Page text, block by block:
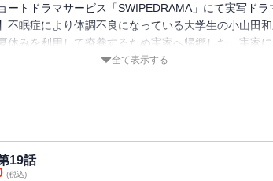
ョートドラマサービス「SWIPEDRAMA」にて実写ドラ
不眠症により体調不良になっている大学生の小山田
休みを利用して療養するため実家へ帰郷した。実家に
居るはずの祖父母の姿が見えない。違和感を感じた和宏
全て表示する
19話
(税込)